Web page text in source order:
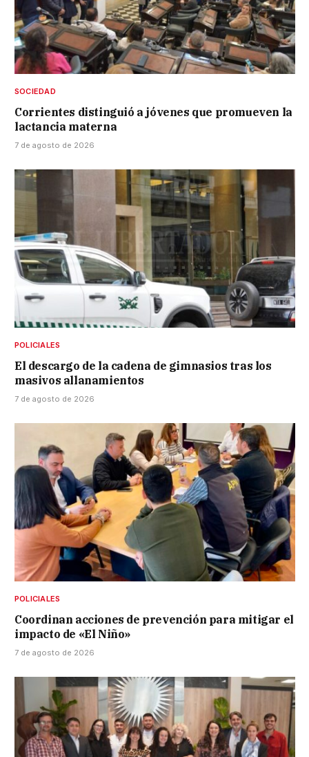
SOCIEDAD
Corrientes distinguió a jóvenes que promueven la
lactancia materna
7 de agosto de 2026
POLICIALES
El descargo de la cadena de gimnasios tras los
masivos allanamientos
7 de agosto de 2026
POLICIALES
Coordinan acciones de prevención para mitigar el
impacto de «El Niño»
7 de agosto de 2026